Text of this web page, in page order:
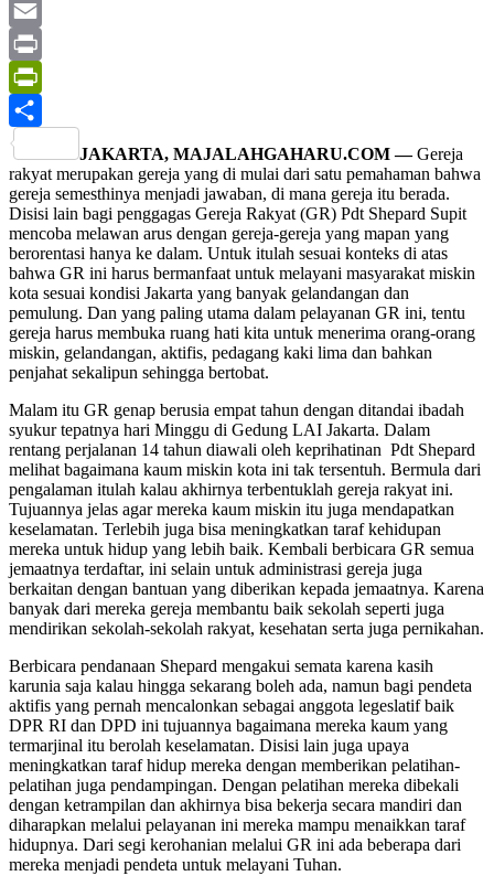
Yahoo
Mail
Email
Print
PrintFriendly
JAKARTA, MAJALAHGAHARU.COM —Gereja
rakyat merupakan gereja yang di mulai dari satu pemahaman bahwa
gereja semesthinya menjadi jawaban, di mana gereja itu berada.
Disisi lain bagi penggagas Gereja Rakyat (GR) Pdt Shepard Supit
mencoba melawan arus dengan gereja-gereja yang mapan yang
berorentasi hanya ke dalam. Untuk itulah sesuai konteks di atas
bahwa GR ini harus bermanfaat untuk melayani masyarakat miskin
kota sesuai kondisi Jakarta yang banyak gelandangan dan
pemulung. Dan yang paling utama dalam pelayanan GR ini, tentu
gereja harus membuka ruang hati kita untuk menerima orang-orang
miskin, gelandangan, aktifis, pedagang kaki lima dan bahkan
penjahat sekalipun sehingga bertobat.
Malam itu GR genap berusia empat tahun dengan ditandai ibadah
syukur tepatnya hari Minggu di Gedung LAI Jakarta. Dalam
rentang perjalanan 14 tahun diawali oleh keprihatinan Pdt Shepard
melihat bagaimana kaum miskin kota ini tak tersentuh. Bermula dari
pengalaman itulah kalau akhirnya terbentuklah gereja rakyat ini.
Tujuannya jelas agar mereka kaum miskin itu juga mendapatkan
keselamatan. Terlebih juga bisa meningkatkan taraf kehidupan
mereka untuk hidup yang lebih baik. Kembali berbicara GR semua
jemaatnya terdaftar, ini selain untuk administrasi gereja juga
berkaitan dengan bantuan yang diberikan kepada jemaatnya. Karena
banyak dari mereka gereja membantu baik sekolah seperti juga
mendirikan sekolah-sekolah rakyat, kesehatan serta juga pernikahan.
Berbicara pendanaan Shepard mengakui semata karena kasih
karunia saja kalau hingga sekarang boleh ada, namun bagi pendeta
aktifis yang pernah mencalonkan sebagai anggota legeslatif baik
DPR RI dan DPD ini tujuannya bagaimana mereka kaum yang
termarjinal itu berolah keselamatan. Disisi lain juga upaya
meningkatkan taraf hidup mereka dengan memberikan pelatihan-
pelatihan juga pendampingan. Dengan pelatihan mereka dibekali
dengan ketrampilan dan akhirnya bisa bekerja secara mandiri dan
diharapkan melalui pelayanan ini mereka mampu menaikkan taraf
hidupnya. Dari segi kerohanian melalui GR ini ada beberapa dari
mereka menjadi pendeta untuk melayani Tuhan.